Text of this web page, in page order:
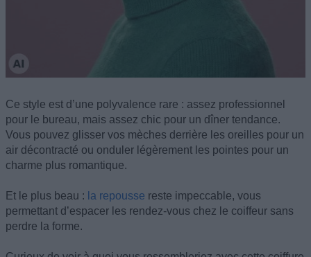
Ce style est d’une polyvalence rare : assez professionnel
pour le bureau, mais assez chic pour un dîner tendance.
Vous pouvez glisser vos mèches derrière les oreilles pour un
air décontracté ou onduler légèrement les pointes pour un
charme plus romantique.
Et le plus beau : la repousse reste impeccable, vous
permettant d’espacer les rendez-vous chez le coiffeur sans
perdre la forme.